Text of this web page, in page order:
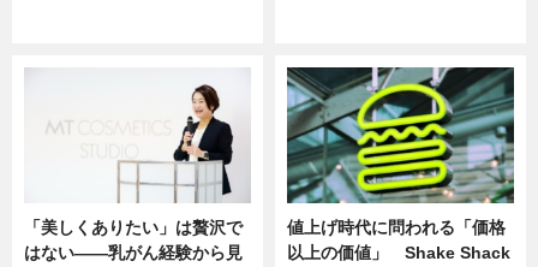
「美しくありたい」は贅沢で
はない――乳がん経験から見
値上げ時代に問われる「価格
以上の価値」 Shake Shack